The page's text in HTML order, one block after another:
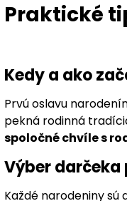
Praktické
Kedy a ako
Prvú oslavu
pekná rodinná
spoločné chvíle s
Výber
Každé narodeniny